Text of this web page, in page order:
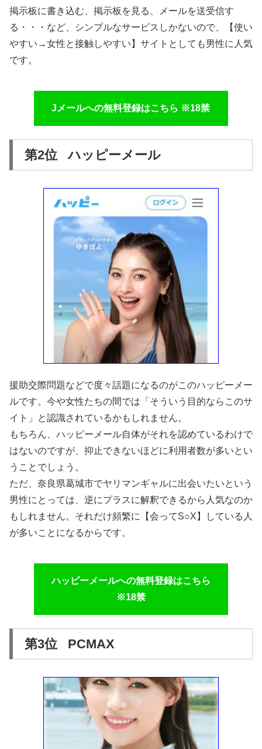
掲示板に書き込む、掲示板を見る、メールを送受信す
る・・・など、シンプルなサービスしかないので、【使い
やすい→女性と接触しやすい】サイトとしても男性に人気
です。
Jメールへの無料登録はこちら ※18禁
第2位 ハッピーメール
援助交際問題などで度々話題になるのがこのハッピーメー
ルです。今や女性たちの間では「そういう目的ならこのサ
イト」と認識されているかもしれません。
もちろん、ハッピーメール自体がそれを認めているわけで
はないのですが、抑止できないほどに利用者数が多いとい
うことでしょう。
ただ、奈良県葛城市でヤリマンギャルに出会いたいという
男性にとっては、逆にプラスに解釈できるから人気なのか
もしれません。それだけ頻繁に【会ってS○X】している人
が多いことになるからです。
ハッピーメールへの無料登録はこちら
※18禁
第3位 PCMAX